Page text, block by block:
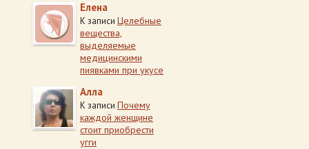
Елена
К записи Целебные
вещества,
выделяемые
медицинскими
пиявками при укусе
Алла
К записи Почему
каждой женщине
стоит приобрести
угги